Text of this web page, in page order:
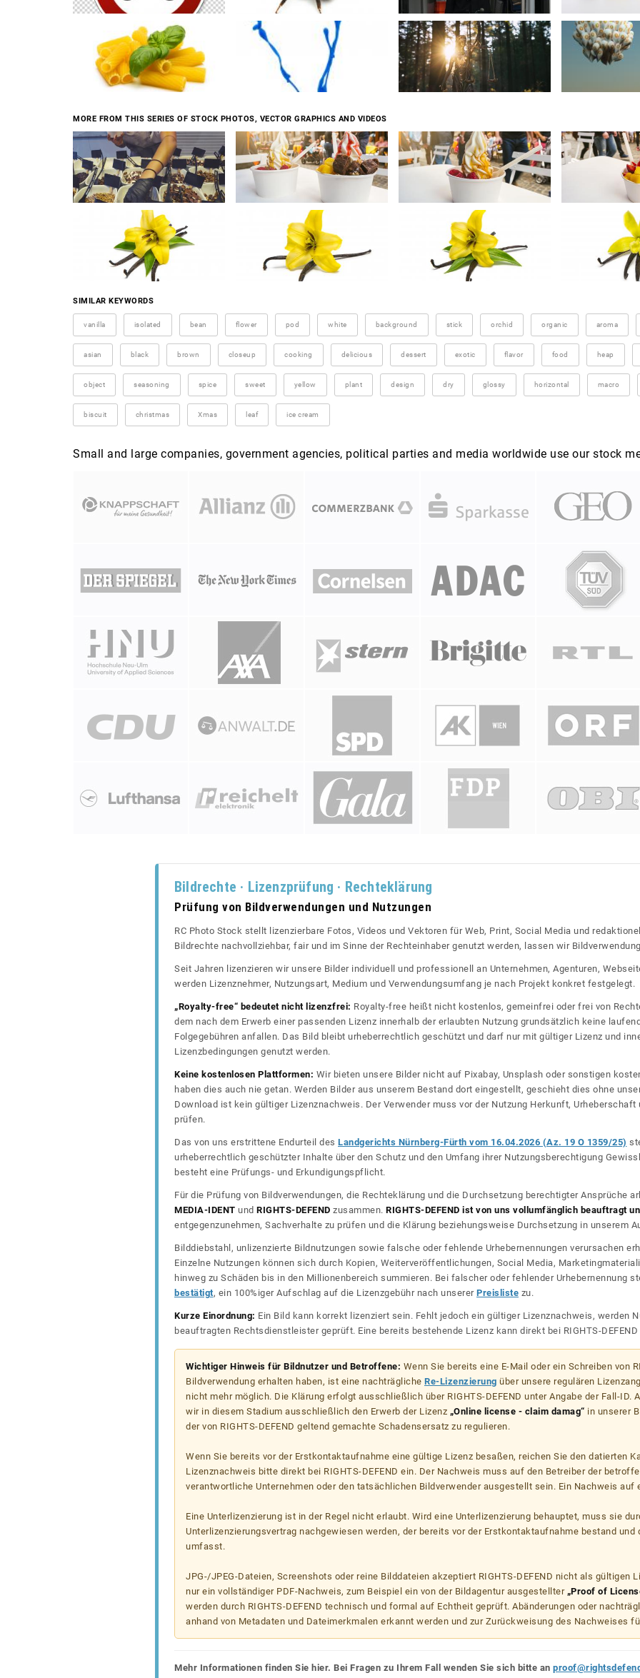
MORE FROM THIS SERIES OF STOCK PHOTOS, VECTOR GRAPHICS AND VIDEOS
SIMILAR KEYWORDS
vanilla isolated bean flower pod white background stick orchid organic aroma
asian black brown closeup cooking delicious dessert exotic flavor food heap
object seasoning spice sweet yellow plant design dry glossy horizontal macro
biscuit christmas Xmas leaf ice cream
Small and large companies, government agencies, political parties and media worldwide use our stock
Bildrechte · Lizenzprüfung · Rechteklärung
Prüfung von Bildverwendungen und Nutzungen
RC Photo Stock stellt lizenzierbare Fotos, Videos und Vektoren für Web, Print, Social Media und
Bildrechte nachvollziehbar, fair und im Sinne der Rechteinhaber genutzt werden, lassen wir
Seit Jahren lizenzieren wir unsere Bilder individuell und professionell an Unternehmen, Agenturen,
werden Lizenznehmer, Nutzungsart, Medium und Verwendungsumfang je nach Projekt konkret festgelegt.
„Royalty-free“ bedeutet nicht lizenzfrei: Royalty-free heißt nicht kostenlos, gemeinfrei oder frei von
dem nach dem Erwerb einer passenden Lizenz innerhalb der erlaubten Nutzung grundsätzlich keine
Folgegebühren anfallen. Das Bild bleibt urheberrechtlich geschützt und darf nur mit gültiger Lizenz und
Lizenzbedingungen genutzt werden.
Keine kostenlosen Plattformen: Wir bieten unsere Bilder nicht auf Pixabay, Unsplash oder sonstigen
haben dies auch nie getan. Werden Bilder aus unserem Bestand dort eingestellt, geschieht dies ohne
Download ist kein gültiger Lizenznachweis. Der Verwender muss vor der Nutzung Herkunft,
prüfen.
Das von uns erstrittene Endurteil des Landgerichts Nürnberg-Fürth vom 16.04.2026 (Az. 19 O 1359/25)
urheberrechtlich geschützter Inhalte über den Schutz und den Umfang ihrer Nutzungsberechtigung
besteht eine Prüfungs- und Erkundigungspflicht.
Für die Prüfung von Bildverwendungen, die Rechteklärung und die Durchsetzung berechtigter Ansprüche
MEDIA-IDENT und RIGHTS-DEFEND zusammen. RIGHTS-DEFEND ist von uns vollumfänglich beauftragt
entgegenzunehmen, Sachverhalte zu prüfen und die Klärung beziehungsweise Durchsetzung in unserem
Bilddiebstahl, unlizenzierte Bildnutzungen sowie falsche oder fehlende Urhebernennungen verursachen
Einzelne Nutzungen können sich durch Kopien, Weiterveröffentlichungen, Social Media,
hinweg zu Schäden bis in den Millionenbereich summieren. Bei falscher oder fehlender Urhebernennung
bestätigt, ein 100%iger Aufschlag auf die Lizenzgebühr nach unserer Preisliste zu.
Kurze Einordnung: Ein Bild kann korrekt lizenziert sein. Fehlt jedoch ein gültiger Lizenznachweis, werden
beauftragten Rechtsdienstleister geprüft. Eine bereits bestehende Lizenz kann direkt bei RIGHTS-
Wichtiger Hinweis für Bildnutzer und Betroffene: Wenn Sie bereits eine E-Mail oder ein Schreiben von
Bildverwendung erhalten haben, ist eine nachträgliche Re-Lizenzierung über unsere regulären
nicht mehr möglich. Die Klärung erfolgt ausschließlich über RIGHTS-DEFEND unter Angabe der Fall-ID.
wir in diesem Stadium ausschließlich den Erwerb der Lizenz „Online license - claim damag“ in unserer
der von RIGHTS-DEFEND geltend gemachte Schadensersatz zu regulieren.
Wenn Sie bereits vor der Erstkontaktaufnahme eine gültige Lizenz besaßen, reichen Sie den datierten
Lizenznachweis bitte direkt bei RIGHTS-DEFEND ein. Der Nachweis muss auf den Betreiber der
verantwortliche Unternehmen oder den tatsächlichen Bildverwender ausgestellt sein. Ein Nachweis auf
Eine Unterlizenzierung ist in der Regel nicht erlaubt. Wird eine Unterlizenzierung behauptet, muss sie
Unterlizenzierungsvertrag nachgewiesen werden, der bereits vor der Erstkontaktaufnahme bestand und
umfasst.
JPG-/JPEG-Dateien, Screenshots oder reine Bilddateien akzeptiert RIGHTS-DEFEND nicht als gültigen
nur ein vollständiger PDF-Nachweis, zum Beispiel ein von der Bildagentur ausgestellter „Proof of
werden durch RIGHTS-DEFEND technisch und formal auf Echtheit geprüft. Abänderungen oder
anhand von Metadaten und Dateimerkmalen erkannt werden und zur Zurückweisung des Nachweises
Mehr Informationen finden Sie hier. Bei Fragen zu Ihrem Fall wenden Sie sich bitte an